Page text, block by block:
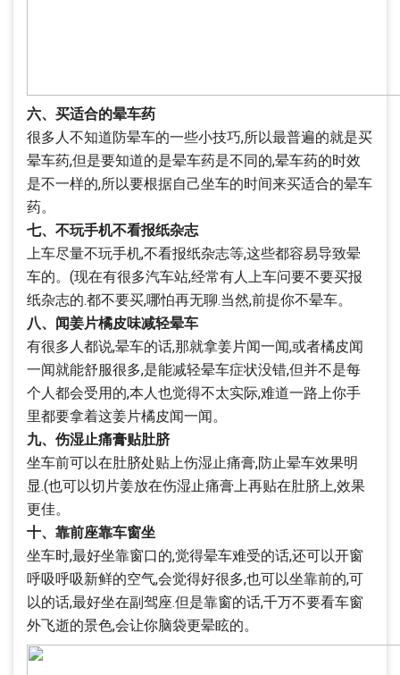
六、买适合的晕车药
很多人不知道防晕车的一些小技巧,所以最普遍的就是买
晕车药,但是要知道的是晕车药是不同的,晕车药的时效
是不一样的,所以要根据自己坐车的时间来买适合的晕车
药。
七、不玩手机不看报纸杂志
上车尽量不玩手机,不看报纸杂志等,这些都容易导致晕
车的。(现在有很多汽车站,经常有人上车问要不要买报
纸杂志的.都不要买,哪怕再无聊.当然,前提你不晕车。
八、闻姜片橘皮味减轻晕车
有很多人都说,晕车的话,那就拿姜片闻一闻,或者橘皮闻
一闻就能舒服很多,是能减轻晕车症状没错,但并不是每
个人都会受用的,本人也觉得不太实际,难道一路上你手
里都要拿着这姜片橘皮闻一闻。
九、伤湿止痛膏贴肚脐
坐车前可以在肚脐处贴上伤湿止痛膏,防止晕车效果明
显.(也可以切片姜放在伤湿止痛膏上再贴在肚脐上,效果
更佳。
十、靠前座靠车窗坐
坐车时,最好坐靠窗口的,觉得晕车难受的话,还可以开窗
呼吸呼吸新鲜的空气,会觉得好很多,也可以坐靠前的,可
以的话,最好坐在副驾座.但是靠窗的话,千万不要看车窗
外飞逝的景色,会让你脑袋更晕眩的。